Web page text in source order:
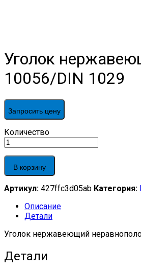
Уголок
10056/DIN 1029
Запросить цену
Уголок
нержавеющий
неравнополочный
100х75х9
мм
304
матовый,
EN
10056/DIN
quantity
Количество
В корзину
Артикул: 427ffc3d05ab Категория:
Описание
Детали
Уголок нержавеющий
Детали